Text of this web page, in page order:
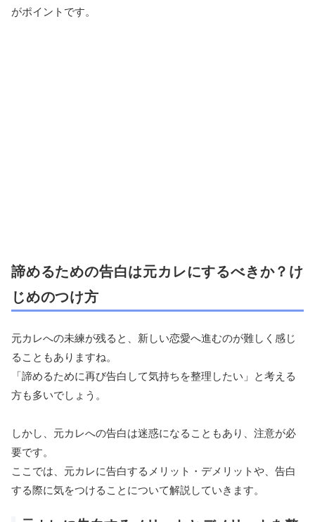
がポイントです。
諦めるための告白は元カレにするべきか？け
じめのつけ方
元カレへの未練が残ると、新しい恋愛へ進むのが難しく感じ
ることもありますね。
「諦めるために再び告白して気持ちを整理したい」と考える
方も多いでしょう。
しかし、元カレへの告白は迷惑になることもあり、注意が必
要です。
ここでは、元カレに告白するメリット・デメリットや、告白
する際に気をつけることについて解説していきます。